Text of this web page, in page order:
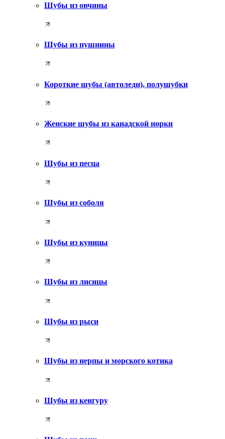
Шубы из овчины
Шубы из пушнины
Короткие шубы (автоледи), полушубки
Женские шубы из канадской норки
Шубы из песца
Шубы из соболя
Шубы из куницы
Шубы из лисицы
Шубы из рыси
Шубы из нерпы и морского котика
Шубы из кенгуру